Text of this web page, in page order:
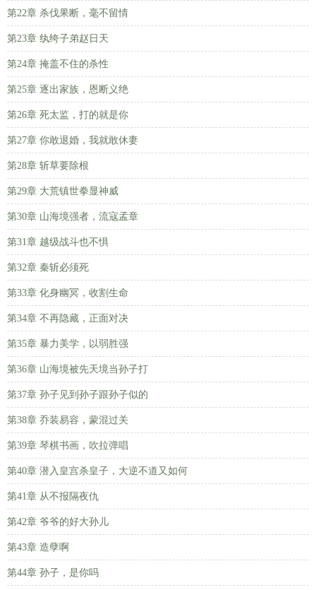
第22章 杀伐果断，毫不留情
第23章 纨绔子弟赵日天
第24章 掩盖不住的杀性
第25章 逐出家族，恩断义绝
第26章 死太监，打的就是你
第27章 你敢退婚，我就敢休妻
第28章 斩草要除根
第29章 大荒镇世拳显神威
第30章 山海境强者，流寇孟章
第31章 越级战斗也不惧
第32章 秦斩必须死
第33章 化身幽冥，收割生命
第34章 不再隐藏，正面对决
第35章 暴力美学，以弱胜强
第36章 山海境被先天境当孙子打
第37章 孙子见到孙子跟孙子似的
第38章 乔装易容，蒙混过关
第39章 琴棋书画，吹拉弹唱
第40章 潜入皇宫杀皇子，大逆不道又如何
第41章 从不报隔夜仇
第42章 爷爷的好大孙儿
第43章 造孽啊
第44章 孙子，是你吗